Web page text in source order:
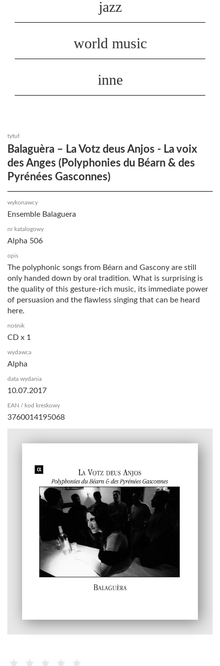
jazz
world music
inne
tytuł
Balaguèra ‎– La Votz deus Anjos - La voix
des Anges (Polyphonies du Béarn & des
Pyrénées Gasconnes)
wykonawcy
Ensemble Balaguera
nr katalogowy
Alpha 506
opis
The polyphonic songs from Béarn and Gascony are still
only handed down by oral tradition. What is surprising is
the quality of this gesture-rich music, its immediate power
of persuasion and the flawless singing that can be heard
here.
nośnik
CD x 1
wydawca
Alpha
data wydania
10.07.2017
EAN / kod kreskowy
3760014195068